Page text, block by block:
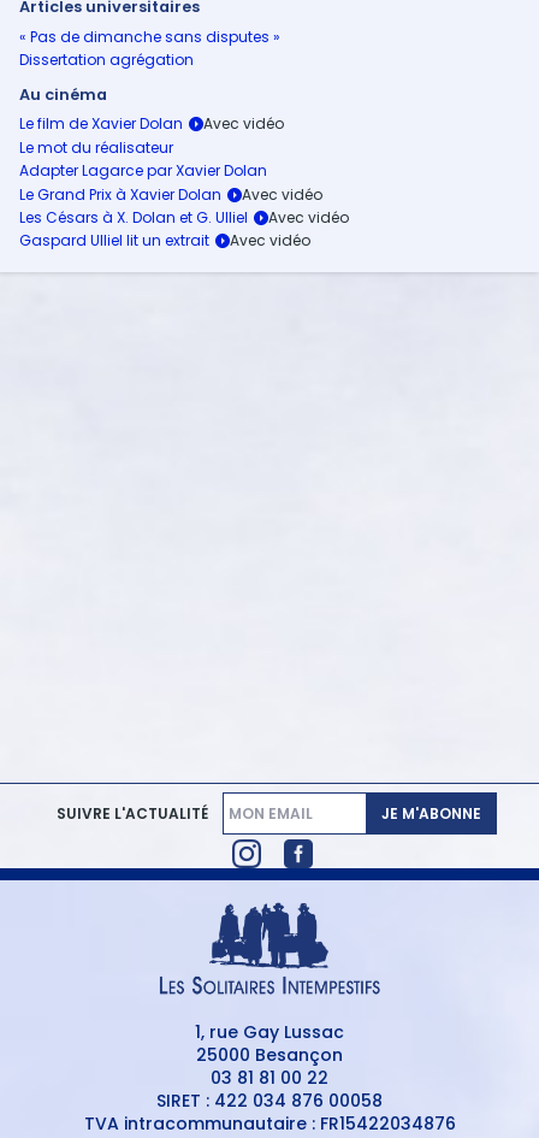
Articles universitaires
« Pas de dimanche sans disputes »
Dissertation agrégation
Au cinéma
Le film de Xavier Dolan
Le mot du réalisateur
Adapter Lagarce par Xavier Dolan
Le Grand Prix à Xavier Dolan
Les Césars à X. Dolan et G. Ulliel
Gaspard Ulliel lit un extrait
SUIVRE L'ACTUALITÉ JE M'ABONNE
1, rue Gay Lussac
25000 Besançon
03 81 81 00 22
SIRET : 422 034 876 00058
TVA intracommunautaire : FR15422034876